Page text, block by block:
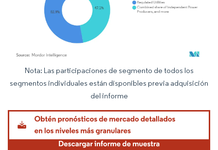
Imagen © Mordor Intelligence. El uso requiere atribución según CC BY 4.0.
Nota: Las participaciones de segmento de todos los
segmentos individuales están disponibles previa adquisición
del informe